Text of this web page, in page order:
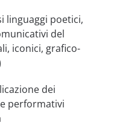
linguaggi poetici,
del
iconici, grafico-
dei
performativi